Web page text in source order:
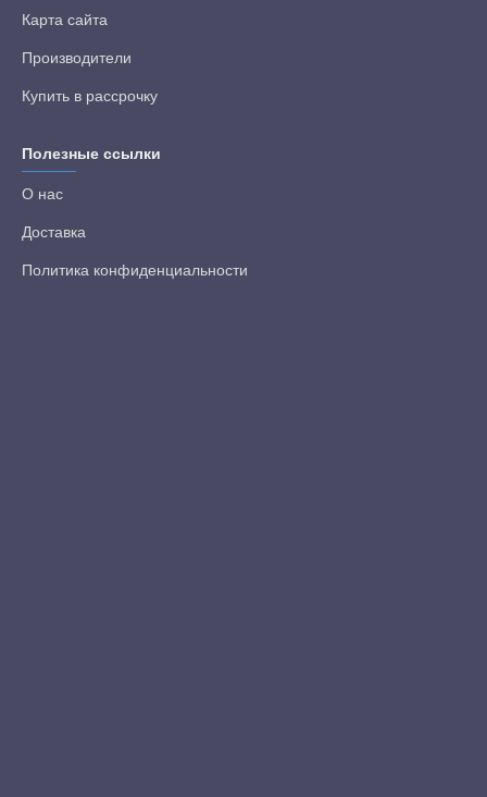
Карта сайта
Производители
Купить в рассрочку
Полезные ссылки
О нас
Доставка
Политика конфиденциальности